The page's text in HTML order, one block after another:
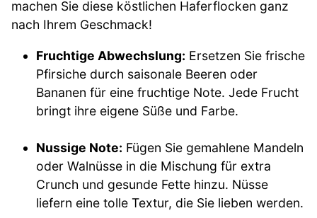
machen Sie diese köstlichen Haferflocken ganz
nach Ihrem Geschmack!
Fruchtige Abwechslung: Ersetzen Sie frische
Pfirsiche durch saisonale Beeren oder
Bananen für eine fruchtige Note. Jede Frucht
bringt ihre eigene Süße und Farbe.
Nussige Note: Fügen Sie gemahlene Mandeln
oder Walnüsse in die Mischung für extra
Crunch und gesunde Fette hinzu. Nüsse
liefern eine tolle Textur, die Sie lieben werden.